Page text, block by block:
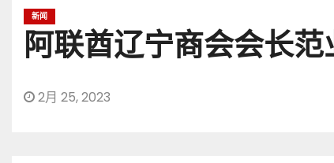
新闻
阿联酋辽宁商会会长
2月 25, 2023